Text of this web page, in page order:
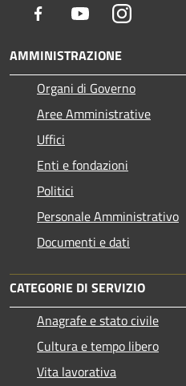
Facebook YoutubeInstagram
AMMINISTRAZIONE
Organi di Governo
Aree Amministrative
Uffici
Enti e fondazioni
Politici
Personale Amministrativo
Documenti e dati
CATEGORIE DI SERVIZIO
Anagrafe e stato civile
Cultura e tempo libero
Vita lavorativa